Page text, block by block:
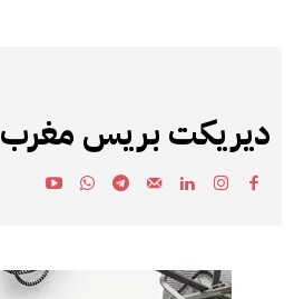
ديريكت بريس مغرب